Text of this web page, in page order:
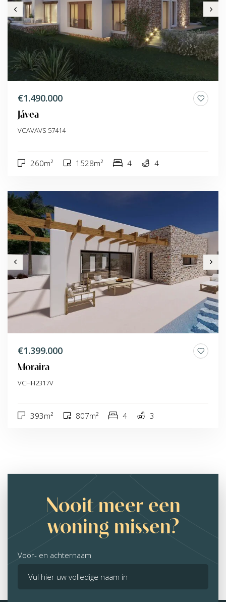
€1.490.000
Jávea
VCAVAVS 57414
260m² 1528m² 4 4
€1.399.000
Moraira
VCHH2317V
393m² 807m² 4 3
Nooit meer een
woning missen?
Voor- en achternaam